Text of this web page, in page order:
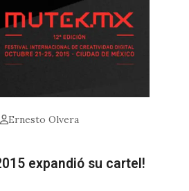
Ernesto Olvera
expandió su cartel!